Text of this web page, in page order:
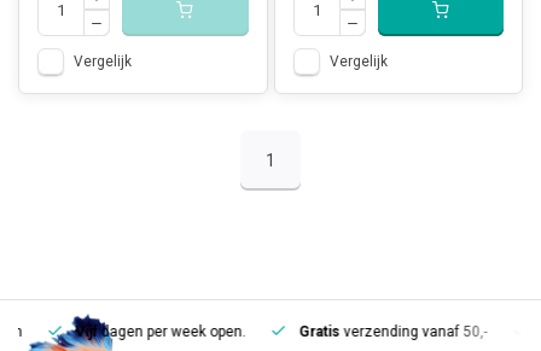
Vergelijk Vergelijk
1
Vijfdagen per week open. Gratisverzending vanaf 50,-